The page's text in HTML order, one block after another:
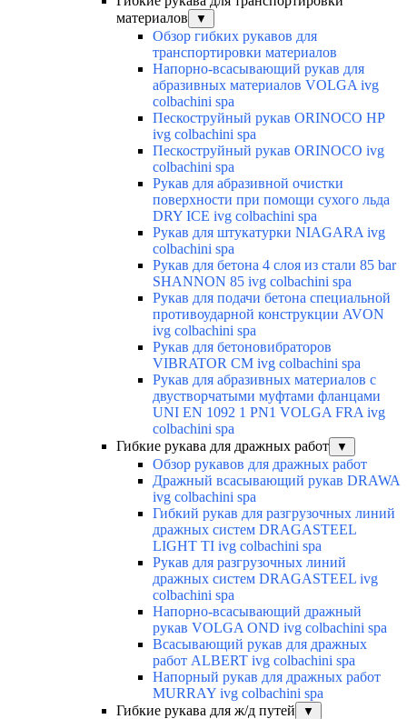
материалов
▼
Обзор гибких рукавов для
транспортировки материалов
Напорно-всасывающий рукав для
абразивных материалов VOLGA ivg
colbachini spa
Пескоструйный рукав ORINOCO HP
ivg colbachini spa
Пескоструйный рукав ORINOCO ivg
colbachini spa
Рукав для абразивной очистки
поверхности при помощи сухого льда
DRY ICE ivg colbachini spa
Рукав для штукатурки NIAGARA ivg
colbachini spa
Рукав для бетона 4 слоя из стали 85 bar
SHANNON 85 ivg colbachini spa
Рукав для подачи бетона специальной
противоударной конструкции AVON
ivg colbachini spa
Рукав для бетоновибраторов
VIBRATOR CM ivg colbachini spa
Рукав для абразивных материалов с
двустворчатыми муфтами фланцами
UNI EN 1092 1 PN1 VOLGA FRA ivg
colbachini spa
Гибкие рукава для дражных работ
▼
Обзор рукавов для дражных работ
Дражный всасывающий рукав DRAWA
ivg colbachini spa
Гибкий рукав для разгрузочных линий
дражных систем DRAGASTEEL
LIGHT TI ivg colbachini spa
Рукав для разгрузочных линий
дражных систем DRAGASTEEL ivg
colbachini spa
Напорно-всасывающий дражный
рукав VOLGA OND ivg colbachini spa
Всасывающий рукав для дражных
работ ALBERT ivg colbachini spa
Напорный рукав для дражных работ
MURRAY ivg colbachini spa
Гибкие рукава для ж/д путей
▼